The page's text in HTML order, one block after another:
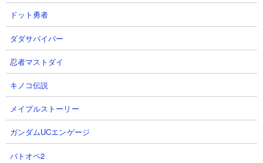
１．使徒強襲レベル13 無課金編成攻略
【出撃メンバー】
【攻略概要】
「にゃんこ大戦争攻略ちゃんねる」さんの攻略動画です。無課金
編成での攻略です。1列目は大狂乱にゃんコンボのメンバー5体、2
列目にはゼリーフィッシュ、エクスプレス、ムキあし、大狂乱天
ドット勇者
ダダサバイバー
忍者マストダイ
キノコ伝説
メイプルストーリー
ガンダムUCエンゲージ
バトオペ2